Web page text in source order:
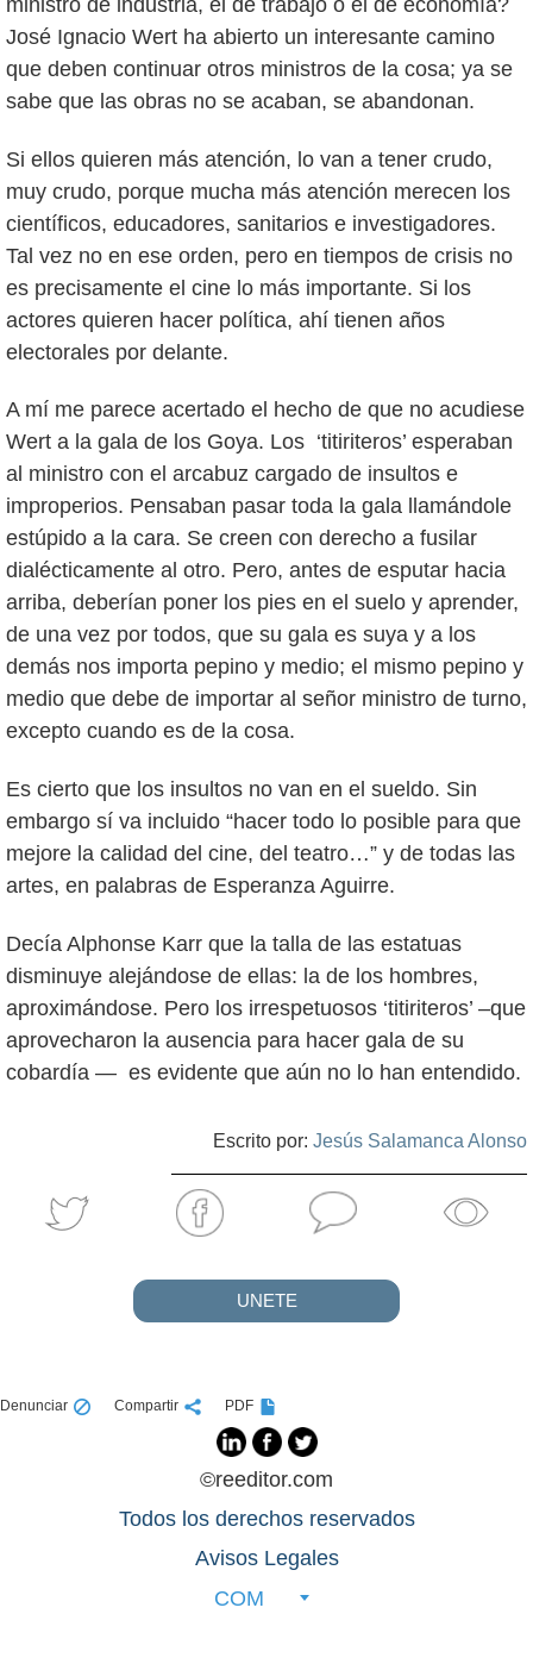
José Ignacio Wert ha abierto un interesante camino
que deben continuar otros ministros de la cosa; ya se
sabe que las obras no se acaban, se abandonan.
Si ellos quieren más atención, lo van a tener crudo,
muy crudo, porque mucha más atención merecen los
científicos, educadores, sanitarios e investigadores.
Tal vez no en ese orden, pero en tiempos de crisis no
es precisamente el cine lo más importante. Si los
actores quieren hacer política, ahí tienen años
electorales por delante.
A mí me parece acertado el hecho de que no acudiese
Wert a la gala de los Goya. Los ‘titiriteros’ esperaban
al ministro con el arcabuz cargado de insultos e
improperios. Pensaban pasar toda la gala llamándole
estúpido a la cara. Se creen con derecho a fusilar
dialécticamente al otro. Pero, antes de esputar hacia
arriba, deberían poner los pies en el suelo y aprender,
de una vez por todos, que su gala es suya y a los
demás nos importa pepino y medio; el mismo pepino y
medio que debe de importar al señor ministro de turno,
excepto cuando es de la cosa.
Es cierto que los insultos no van en el sueldo. Sin
embargo sí va incluido “hacer todo lo posible para que
mejore la calidad del cine, del teatro…” y de todas las
artes, en palabras de Esperanza Aguirre.
Decía Alphonse Karr que la talla de las estatuas
disminuye alejándose de ellas: la de los hombres,
aproximándose. Pero los irrespetuosos ‘titiriteros’ –que
aprovecharon la ausencia para hacer gala de su
cobardía — es evidente que aún no lo han entendido.
Escrito por: Jesús Salamanca Alonso
UNETE
Denunciar Compartir PDF
©reeditor.com
Todos los derechos reservados
Avisos Legales